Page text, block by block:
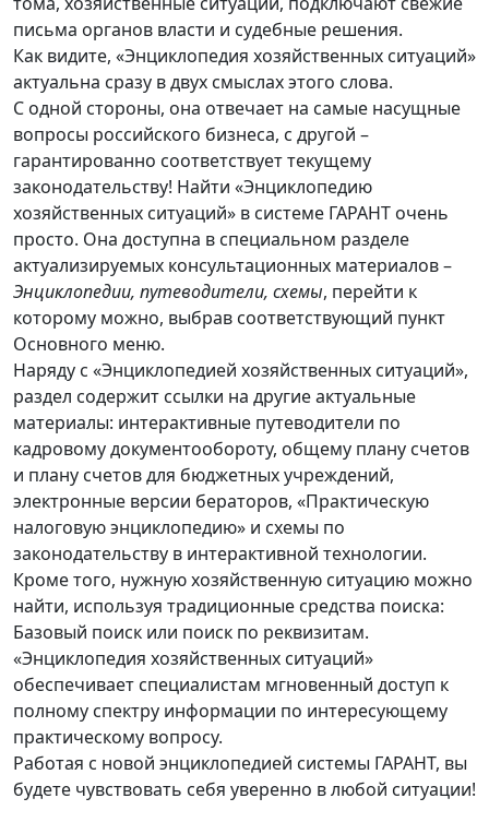
письма органов власти и судебные решения.
Как видите, «Энциклопедия хозяйственных ситуаций»
актуальна сразу в двух смыслах этого слова.
С одной стороны, она отвечает на самые насущные
вопросы российского бизнеса, с другой –
гарантированно соответствует текущему
законодательству! Найти «Энциклопедию
хозяйственных ситуаций» в системе ГАРАНТ очень
просто. Она доступна в специальном разделе
актуализируемых консультационных материалов –
Энциклопедии, путеводители, схемы, перейти к
которому можно, выбрав соответствующий пункт
Основного меню.
Наряду с «Энциклопедией хозяйственных ситуаций»,
раздел содержит ссылки на другие актуальные
материалы: интерактивные путеводители по
кадровому документообороту, общему плану счетов
и плану счетов для бюджетных учреждений,
электронные версии бераторов, «Практическую
налоговую энциклопедию» и схемы по
законодательству в интерактивной технологии.
Кроме того, нужную хозяйственную ситуацию можно
найти, используя традиционные средства поиска:
Базовый поиск или поиск по реквизитам.
«Энциклопедия хозяйственных ситуаций»
обеспечивает специалистам мгновенный доступ к
полному спектру информации по интересующему
практическому вопросу.
Работая с новой энциклопедией системы ГАРАНТ, вы
будете чувствовать себя уверенно в любой ситуации!